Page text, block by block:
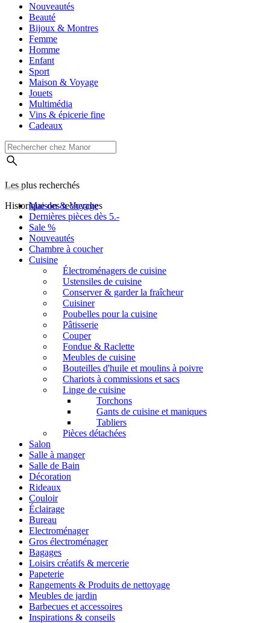
Nouveautés
Beauté
Bijoux & Montres
Femme
Homme
Enfant
Sport
Maison & Voyage
Jouets
Multimédia
Vins & épicerie fine
Cadeaux
Les plus recherchés
Historique des recherches
Maison & Voyage
Dernières pièces dès 5.-
Sale %
Nouveautés
Chambre à coucher
Cuisine
Électroménagers de cuisine
Ustensiles de cuisine
Conserver & garder la fraîcheur
Cuisiner
Poubelles pour la cuisine
Pâtisserie
Couper
Fondue & Raclette
Meubles de cuisine
Bouteilles d'huile et moulins à poivre
Chariots à commissions et sacs
Linge de cuisine
Torchons
Gants de cuisine et maniques
Tabliers
Pièces détachées
Salon
Salle à manger
Salle de Bain
Décoration
Rideaux
Couloir
Éclairage
Bureau
Electroménager
Gros électroménager
Bagages
Loisirs créatifs & mercerie
Papeterie
Rangements & Produits de nettoyage
Meubles de jardin
Barbecues et accessoires
Inspirations & conseils